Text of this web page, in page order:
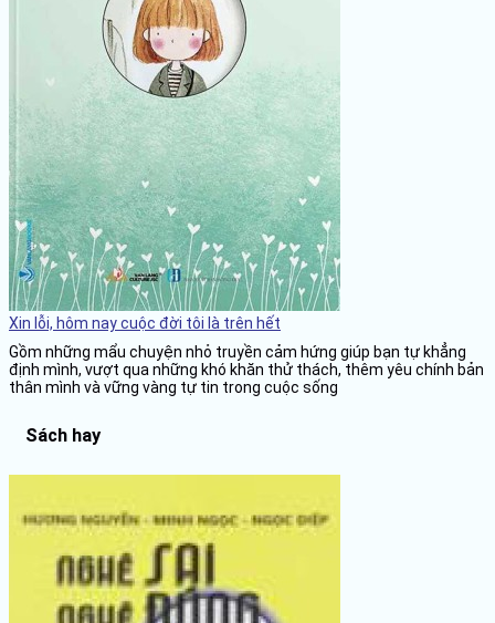
Xin lỗi, hôm nay cuộc đời tôi là trên hết
Gồm những mẩu chuyện nhỏ truyền cảm hứng giúp bạn tự khẳng
định mình, vượt qua những khó khăn thử thách, thêm yêu chính bản
thân mình và vững vàng tự tin trong cuộc sống
Sách hay